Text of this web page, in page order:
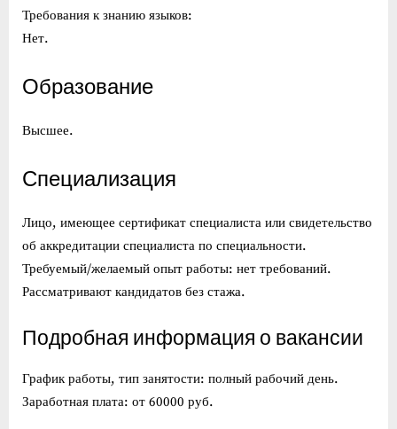
Требования к знанию языков:
Нет.
Образование
Высшее.
Специализация
Лицо, имеющее сертификат специалиста или свидетельство
об аккредитации специалиста по специальности.
Требуемый/желаемый опыт работы: нет требований.
Рассматривают кандидатов без стажа.
Подробная информация о вакансии
График работы, тип занятости: полный рабочий день.
Заработная плата: от 60000 руб.